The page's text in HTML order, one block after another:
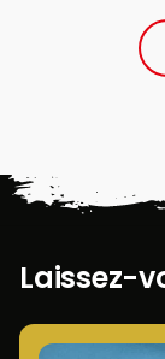
Laissez-